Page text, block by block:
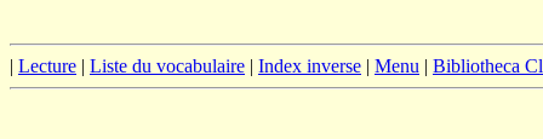
| Lecture | Liste du vocabulaire | Index inverse | Menu | Bibliotheca